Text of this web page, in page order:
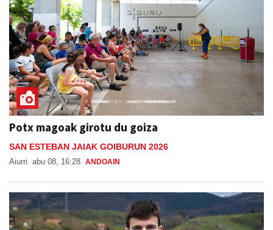
Potx magoak girotu du goiza
SAN ESTEBAN JAIAK GOIBURUN 2026
Aiurri abu 08, 16:28 ANDOAIN